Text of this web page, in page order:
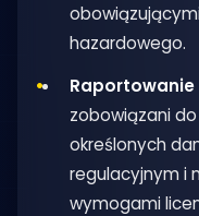
hazardowego.
zobowiązani
określonych
regulacyjnym i
wymogami